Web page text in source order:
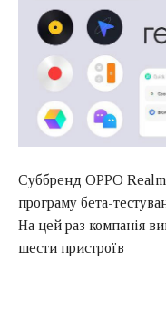
Суббренд OPPO
програму бета-
На цей раз компанія
шести пристроїв